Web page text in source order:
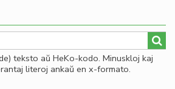
teksto aŭ HeKo-kodo. Minuskloj kaj
literoj ankaŭ en x-formato.